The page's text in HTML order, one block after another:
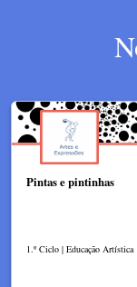
Pintas e pintinhas
1.º Ciclo | Educação Artística